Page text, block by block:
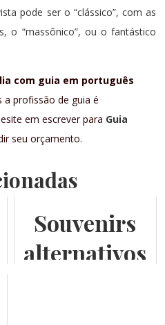
pode ser o “clássico”, com as
o “massônico”, ou o fantástico
com guia em português
a profissão de guia é
em escrever para Guia
seu orçamento.
Souvenirs
alternativos